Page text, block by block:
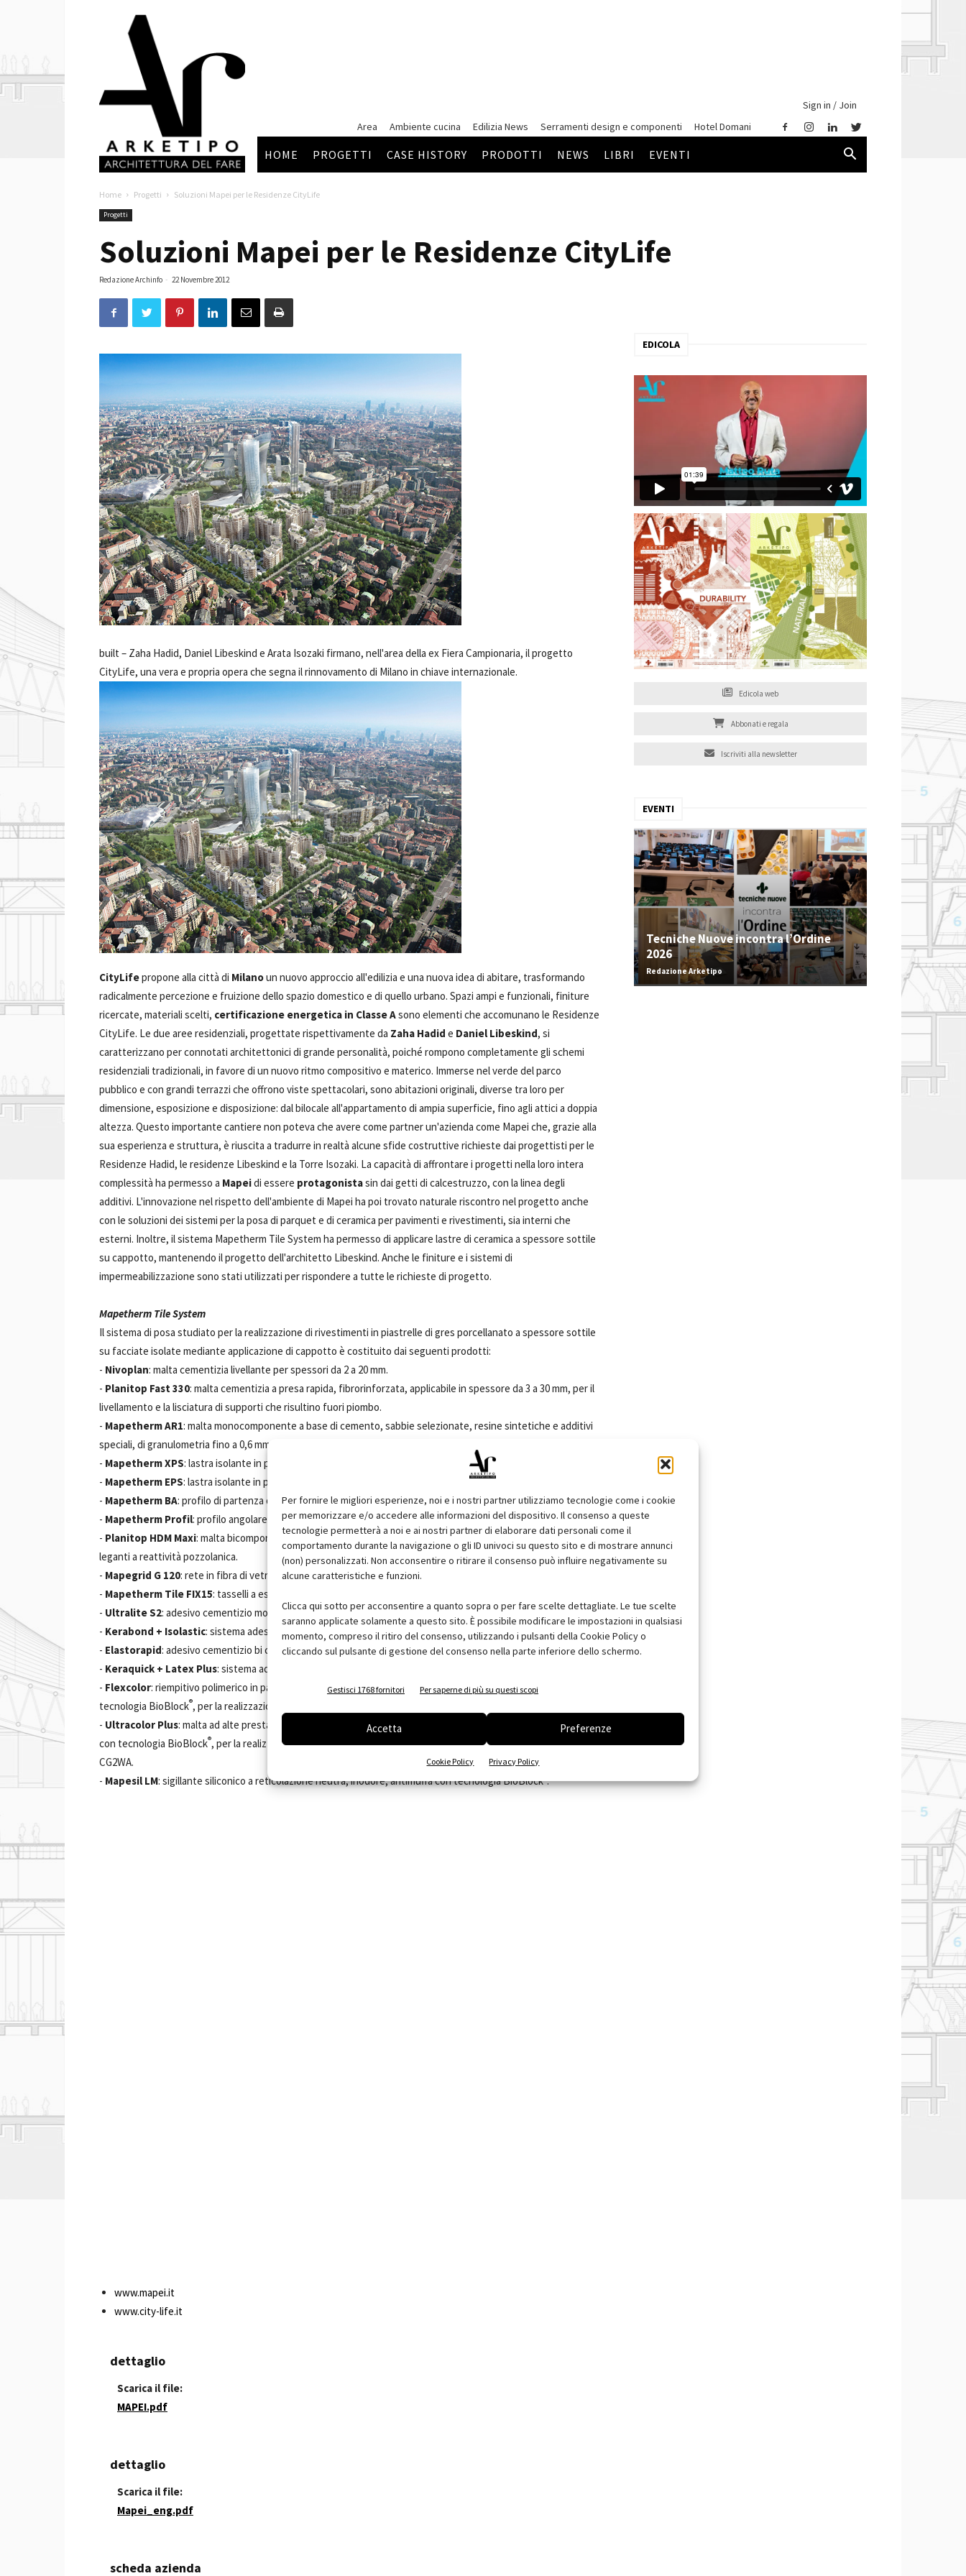
Per fornire le migliori esperienze, noi e i nostri partner utilizziamo tecnologie come i cookie
per memorizzare e/o accedere alle informazioni del dispositivo. Il consenso a queste
tecnologie permetterà a noi e ai nostri partner di elaborare dati personali come il
comportamento durante la navigazione o gli ID univoci su questo sito e di mostrare annunci
(non) personalizzati. Non acconsentire o ritirare il consenso può influire negativamente su
alcune caratteristiche e funzioni.
Clicca qui sotto per acconsentire a quanto sopra o per fare scelte dettagliate. Le tue scelte
saranno applicate solamente a questo sito. È possibile modificare le impostazioni in qualsiasi
momento, compreso il ritiro del consenso, utilizzando i pulsanti della Cookie Policy o
cliccando sul pulsante di gestione del consenso nella parte inferiore dello schermo.
Gestisci 1768 fornitori Per saperne di più su questi scopi
Accetta Preferenze
Cookie Policy Privacy Policy
Arketipo
Sign in / Join
Area
Ambiente cucina Edilizia News Serramenti design e componenti Hotel Domani
HOME PROGETTI CASE HISTORY PRODOTTI NEWS LIBRI EVENTI
Home Progetti Soluzioni Mapei per le Residenze CityLife
Progetti
Soluzioni Mapei per le Residenze CityLife
Redazione Archinfo - 22 Novembre 2012
built – Zaha Hadid, Daniel Libeskind e Arata Isozaki firmano, nell'area della ex Fiera Campionaria, il progetto
CityLife, una vera e propria opera che segna il rinnovamento di Milano in chiave internazionale.
CityLifepropone alla città di Milanoun nuovo approccio all'edilizia e una nuova idea di abitare, trasformando
radicalmente percezione e fruizione dello spazio domestico e di quello urbano. Spazi ampi e funzionali, finiture
ricercate, materiali scelti, certificazione energetica in Classe Asono elementi che accomunano le Residenze
CityLife. Le due aree residenziali, progettate rispettivamente da Zaha Hadid e Daniel Libeskind, si
caratterizzano per connotati architettonici di grande personalità, poiché rompono completamente gli schemi
residenziali tradizionali, in favore di un nuovo ritmo compositivo e materico. Immerse nel verde del parco
pubblico e con grandi terrazzi che offrono viste spettacolari, sono abitazioni originali, diverse tra loro per
dimensione, esposizione e disposizione: dal bilocale all'appartamento di ampia superficie, fino agli attici a doppia
altezza. Questo importante cantiere non poteva che avere come partner un'azienda come Mapei che, grazie alla
sua esperienza e struttura, è riuscita a tradurre in realtà alcune sfide costruttive richieste dai progettisti per le
Residenze Hadid, le residenze Libeskind e la Torre Isozaki. La capacità di affrontare i progetti nella loro intera
complessità ha permesso a Mapeidi essere protagonistasin dai getti di calcestruzzo, con la linea degli
additivi. L'innovazione nel rispetto dell'ambiente di Mapei ha poi trovato naturale riscontro nel progetto anche
con le soluzioni dei sistemi per la posa di parquet e di ceramica per pavimenti e rivestimenti, sia interni che
esterni. Inoltre, il sistema Mapetherm Tile System ha permesso di applicare lastre di ceramica a spessore sottile
su cappotto, mantenendo il progetto dell'architetto Libeskind. Anche le finiture e i sistemi di
impermeabilizzazione sono stati utilizzati per rispondere a tutte le richieste di progetto.
Mapetherm Tile System
Il sistema di posa studiato per la realizzazione di rivestimenti in piastrelle di gres porcellanato a spessore sottile
su facciate isolate mediante applicazione di cappotto è costituito dai seguenti prodotti:
- Nivoplan: malta cementizia livellante per spessori da 2 a 20 mm.
- Planitop Fast 330: malta cementizia a presa rapida, fibrorinforzata, applicabile in spessore da 3 a 30 mm, per il
livellamento e la lisciatura di supporti che risultino fuori piombo.
- Mapetherm AR1: malta monocomponente a base di cemento, sabbie selezionate, resine sintetiche e additivi
speciali, di granulometria fino a 0,6 mm, per l'incollaggio dei pannelli isolanti in EPS o XPS.
- Mapetherm XPS: lastra isolante in polistirene estruso, negli spessori da 40, 50, 60, 80, 100 mm.
- Mapetherm EPS: lastra isolante in polistirene espanso, negli spessori da 40, 50, 60, 80, 100 mm.
- Mapetherm BA: profilo di partenza di alluminio con gocciolatoio.
- Mapetherm Profil: profilo angolare di alluminio con rete in fibra di vetro resistente agli alcali.
- Planitop HDM Maxi: malta bicomponente a reattività pozzolanica, fibrorinforzata con fibre di vetro, a base di
leganti a reattività pozzolanica.
- Mapegrid G 120: rete in fibra di vetro alcali.
- Mapetherm Tile FIX15: tasselli a espansione.
- Ultralite S2: adesivo cementizio monocomponente alleggerito.
- Kerabond + Isolastic: sistema adesivo bicomponente cementizio.
- Elastorapid: adesivo cementizio bi componente.
- Keraquick + Latex Plus: sistema adesivo cementizio bicomponente rapido.
- Flexcolor: riempitivo polimerico in pasta, pronto all'uso, idrorepellente con DropEffect e antimuffa con
tecnologia BioBlock®, per la realizzazione delle fughe del rivestimento, da 2 a 10 mm.
- Ultracolor Plus: malta ad alte prestazioni, modificata con polimero, idrorepellente con DropEffect
e antimuffa
con tecnologia BioBlock®, per la realizzazione delle fughe del rivestimento, da 2 a 20 mm, classificato com
CG2WA.
- Mapesil LM: sigillante siliconico a reticolazione neutra, inodore, antimuffa con tecnologia BioBlock .
www.mapei.it
www.city-life.it
dettaglio
Scarica il file:
MAPEI.pdf
dettaglio
Scarica il file:
Mapei_eng.pdf
scheda azienda
EDICOLA
Edicola web
Abbonati e regala
Iscriviti alla newsletter
EVENTI
Tecniche Nuove incontra l’Ordine
2026
Redazione Arketipo